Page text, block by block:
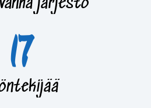
järjestö
17